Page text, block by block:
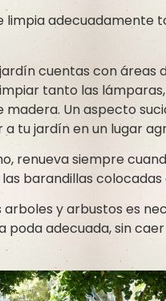
limpia adecuadamente
cuentas con áreas
tanto las
madera. Un aspecto
a tu jardín en un lugar
renueva siempre
barandillas colocadas
arboles y arbustos es
poda adecuada, sin